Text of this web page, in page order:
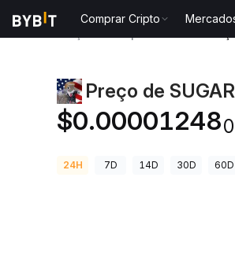
Comprar Cripto
Preço de
$0.00001248
24H 7D 14D 30D 60D